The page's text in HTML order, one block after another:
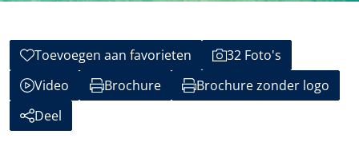
Toevoegen aan favorieten
32 Foto's
Video
Brochure
Brochure zonder logo
Deel